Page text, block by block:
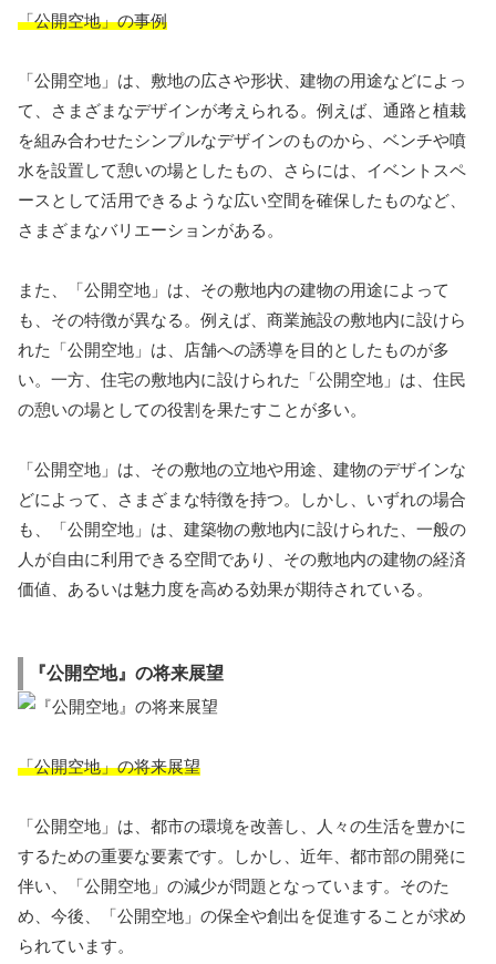
「公開空地」の事例
「公開空地」は、敷地の広さや形状、建物の用途などによっ
て、さまざまなデザインが考えられる。例えば、通路と植栽
を組み合わせたシンプルなデザインのものから、ベンチや噴
水を設置して憩いの場としたもの、さらには、イベントスペ
ースとして活用できるような広い空間を確保したものなど、
さまざまなバリエーションがある。
また、「公開空地」は、その敷地内の建物の用途によって
も、その特徴が異なる。例えば、商業施設の敷地内に設けら
れた「公開空地」は、店舗への誘導を目的としたものが多
い。一方、住宅の敷地内に設けられた「公開空地」は、住民
の憩いの場としての役割を果たすことが多い。
「公開空地」は、その敷地の立地や用途、建物のデザインな
どによって、さまざまな特徴を持つ。しかし、いずれの場合
も、「公開空地」は、建築物の敷地内に設けられた、一般の
人が自由に利用できる空間であり、その敷地内の建物の経済
価値、あるいは魅力度を高める効果が期待されている。
『公開空地』の将来展望
「公開空地」の将来展望
「公開空地」は、都市の環境を改善し、人々の生活を豊かに
するための重要な要素です。しかし、近年、都市部の開発に
伴い、「公開空地」の減少が問題となっています。そのた
め、今後、「公開空地」の保全や創出を促進することが求め
られています。